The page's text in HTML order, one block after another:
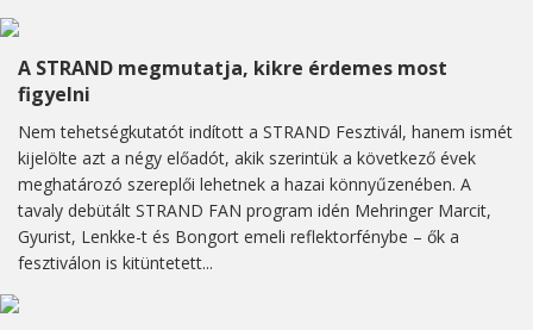
A STRAND megmutatja, kikre érdemes most
figyelni
Nem tehetségkutatót indított a STRAND Fesztivál, hanem ismét
kijelölte azt a négy előadót, akik szerintük a következő évek
meghatározó szereplői lehetnek a hazai könnyűzenében. A
tavaly debütált STRAND FAN program idén Mehringer Marcit,
Gyurist, Lenkke-t és Bongort emeli reflektorfénybe – ők a
fesztiválon is kitüntetett...